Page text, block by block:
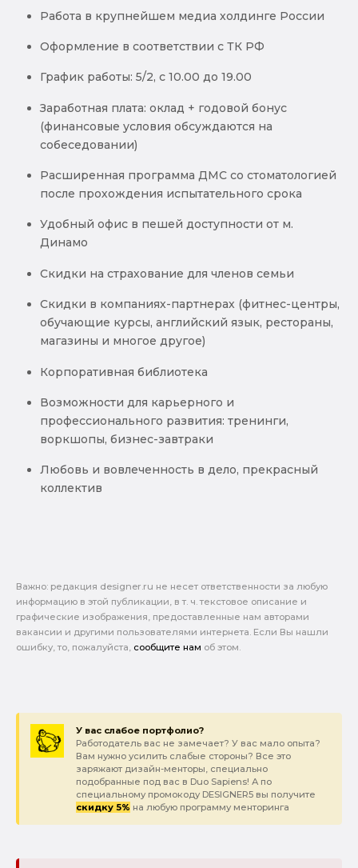
Работа в крупнейшем медиа холдинге России
Оформление в соответствии с ТК РФ
График работы: 5/2, с 10.00 до 19.00
Заработная плата: оклад + годовой бонус
(финансовые условия обсуждаются на
собеседовании)
Расширенная программа ДМС со стоматологией
после прохождения испытательного срока
Удобный офис в пешей доступности от м.
Динамо
Скидки на страхование для членов семьи
Скидки в компаниях-партнерах (фитнес-центры,
обучающие курсы, английский язык, рестораны,
магазины и многое другое)
Корпоративная библиотека
Возможности для карьерного и
профессионального развития: тренинги,
воркшопы, бизнес-завтраки
Любовь и вовлеченность в дело, прекрасный
коллектив
Важно: pедакция designer.ru не несет ответственности за любую
информацию в этой публикации, в т. ч. текстовое описание и
графические изображения, предоставленные нам авторами
вакансии и другими пользователями интернета. Если Вы нашли
ошибку, то, пожалуйста, сообщите нам об этом.
У вас слабое портфолио?
Работодатель вас не замечает? У вас мало опыта?
Вам нужно усилить слабые стороны? Все это
заряжают дизайн-менторы, специально
подобранные под вас в Duo Sapiens! А по
специальному промокоду DESIGNER5 вы получите
скидку 5% на любую программу менторинга